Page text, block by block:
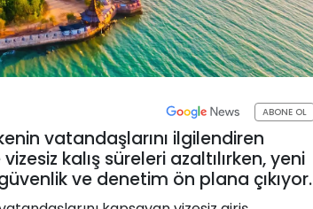
ABONE OL
vatandaşlarını ilgilendiren
kalış süreleri azaltılırken, yeni
ve denetim ön plana çıkıyor.